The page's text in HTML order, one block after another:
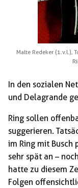
Malte Redeker (1.v.l.),
In den sozialen
und Delagrande
Ring sollen
suggerieren.
im Ring mit Busch
sehr spät an –
hatte zu diesem
Folgen